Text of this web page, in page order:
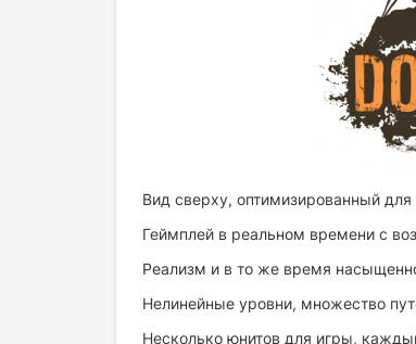
Вид сверху, оптимизированный для
Геймплей в реальном времени с
Реализм и в то же время
Нелинейные уровни, множество
Несколько юнитов для игры,